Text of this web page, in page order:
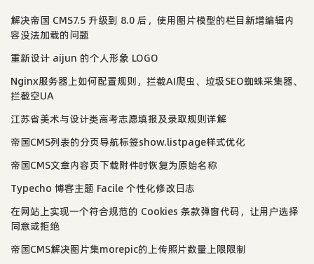
解决帝国 CMS7.5 升级到 8.0 后，使用图片模型的栏目新增编辑内
容没法加载的问题
重新设计 aijun 的个人形象 LOGO
Nginx服务器上如何配置规则，拦截AI爬虫、垃圾SEO蜘蛛采集器、
拦截空UA
江苏省美术与设计类高考志愿填报及录取规则详解
帝国CMS列表的分页导航标签show.listpage样式优化
帝国CMS文章内容页下载附件时恢复为原始名称
Typecho 博客主题 Facile 个性化修改日志
在网站上实现一个符合规范的 Cookies 条款弹窗代码，让用户选择
同意或拒绝
帝国CMS解决图片集morepic的上传照片数量上限限制